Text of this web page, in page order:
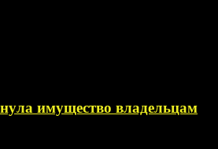
имущество владельцам